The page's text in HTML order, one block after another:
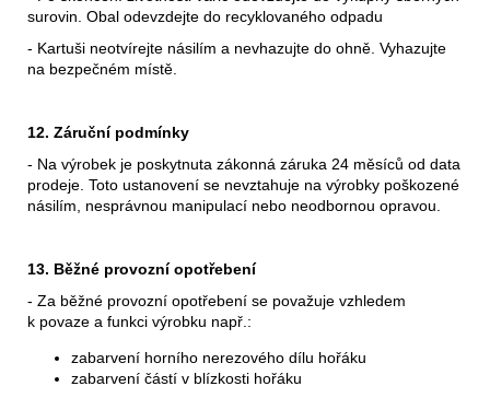
surovin. Obal odevzdejte do recyklovaného odpadu
- Kartuši neotvírejte násilím a nevhazujte do ohně. Vyhazujte
na bezpečném místě.
12. Záruční podmínky
- Na výrobek je poskytnuta zákonná záruka 24 měsíců od data
prodeje. Toto ustanovení se nevztahuje na výrobky poškozené
násilím, nesprávnou manipulací nebo neodbornou opravou.
13. Běžné provozní opotřebení
- Za běžné provozní opotřebení se považuje vzhledem
k povaze a funkci výrobku např.:
zabarvení horního nerezového dílu hořáku
zabarvení částí v blízkosti hořáku